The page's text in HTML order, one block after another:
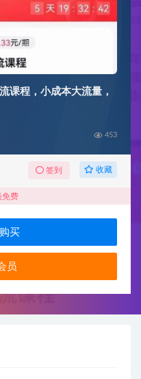
课程，小成本大流量，
453
签到 收藏
费
买
员